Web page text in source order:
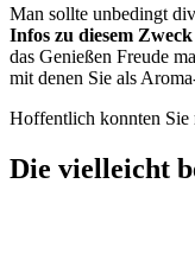
Man sollte unbedingt
Infos zu diesem
das Genießen Freude
mit denen Sie als
Hoffentlich konnten Sie
Die vielleicht